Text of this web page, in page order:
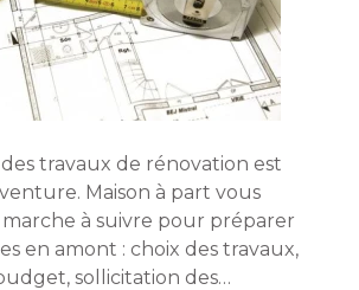
travaux de rénovation est
Maison à part vous
à suivre pour préparer
en amont : choix des travaux,
sollicitation des